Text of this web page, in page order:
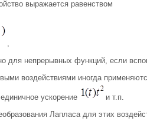
выражается равенством
,
для непрерывных функций, если
воздействиями иногда
ускорение
и т.п.
Лапласа для этих